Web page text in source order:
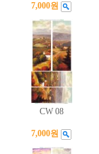
7,000원
CW 08
7,000원